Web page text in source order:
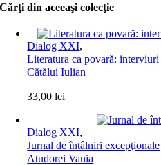
Cărţi din aceeaşi colecţie
Dialog XXI,
Literatura ca povară:
Cătălui Iulian
33,00lei
Dialog XXI,
Jurnal de întâlniri excepţionale
Atudorei Vania